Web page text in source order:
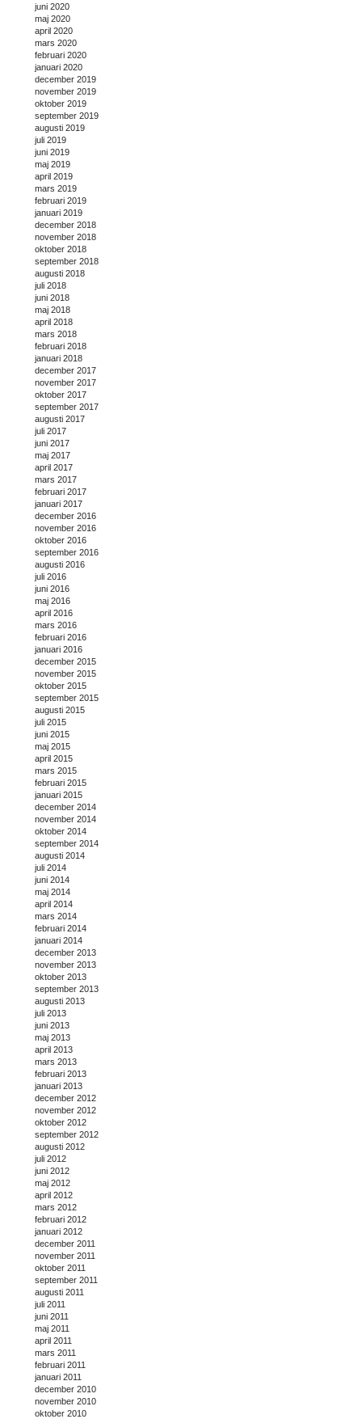
juni 2020
maj 2020
april 2020
mars 2020
februari 2020
januari 2020
december 2019
november 2019
oktober 2019
september 2019
augusti 2019
juli 2019
juni 2019
maj 2019
april 2019
mars 2019
februari 2019
januari 2019
december 2018
november 2018
oktober 2018
september 2018
augusti 2018
juli 2018
juni 2018
maj 2018
april 2018
mars 2018
februari 2018
januari 2018
december 2017
november 2017
oktober 2017
september 2017
augusti 2017
juli 2017
juni 2017
maj 2017
april 2017
mars 2017
februari 2017
januari 2017
december 2016
november 2016
oktober 2016
september 2016
augusti 2016
juli 2016
juni 2016
maj 2016
april 2016
mars 2016
februari 2016
januari 2016
december 2015
november 2015
oktober 2015
september 2015
augusti 2015
juli 2015
juni 2015
maj 2015
april 2015
mars 2015
februari 2015
januari 2015
december 2014
november 2014
oktober 2014
september 2014
augusti 2014
juli 2014
juni 2014
maj 2014
april 2014
mars 2014
februari 2014
januari 2014
december 2013
november 2013
oktober 2013
september 2013
augusti 2013
juli 2013
juni 2013
maj 2013
april 2013
mars 2013
februari 2013
januari 2013
december 2012
november 2012
oktober 2012
september 2012
augusti 2012
juli 2012
juni 2012
maj 2012
april 2012
mars 2012
februari 2012
januari 2012
december 2011
november 2011
oktober 2011
september 2011
augusti 2011
juli 2011
juni 2011
maj 2011
april 2011
mars 2011
februari 2011
januari 2011
december 2010
november 2010
oktober 2010